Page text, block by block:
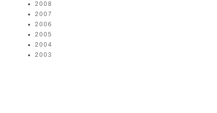
2008
2007
2006
2005
2004
2003